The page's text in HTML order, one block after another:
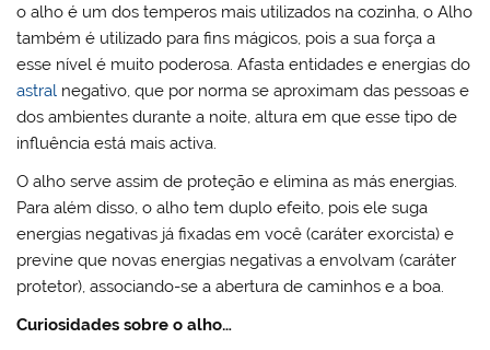
o alho é um dos temperos mais utilizados na cozinha, o Alho
também é utilizado para fins mágicos, pois a sua força a
esse nível é muito poderosa. Afasta entidades e energias do
astral negativo, que por norma se aproximam das pessoas e
dos ambientes durante a noite, altura em que esse tipo de
influência está mais activa.
O alho serve assim de proteção e elimina as más energias.
Para além disso, o alho tem duplo efeito, pois ele suga
energias negativas já fixadas em você (caráter exorcista) e
previne que novas energias negativas a envolvam (caráter
protetor), associando-se a abertura de caminhos e a boa.
Curiosidades sobre o alho…